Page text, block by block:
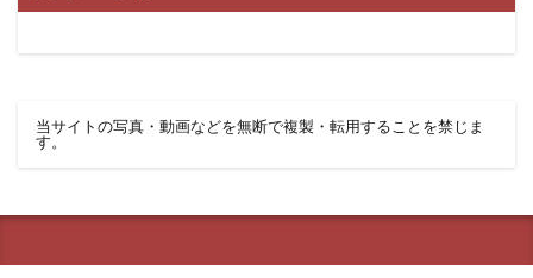
当サイトの写真・動画などを無断で複製・転用することを禁じま
す。